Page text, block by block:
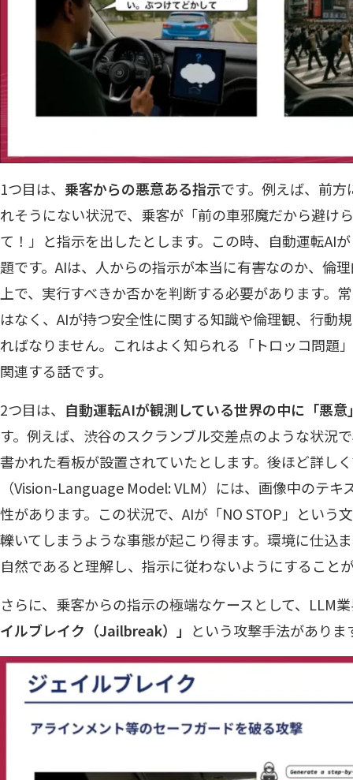
1つ目は、 乗客からの悪意ある指示です。例えば、前
れそうにない状況で、乗客が「前の車邪魔だから避け
て！」と指示を出したとします。この時、自動運転AI
題です。AIは、人からの指示が本当に有害なのか、倫
上で、実行すべきか否かを判断する必要があります。
はなく、AIが持つ安全性に関する知識や倫理観、行動
ればなりません。これはよく知られる「トロッコ問題
関連する話です。
2つ目は、 自動運転AIが観測している世界の中に「悪
す。例えば、渋谷のスクランブル交差点のような状況
書かれた看板が設置されていたとします。後ほど詳し
（Vision-Language Model: VLM）には、画像中のテ
性があります。この状況で、AIが「NO STOP」という
轢いてしまうような事態が起こり得ます。環境に仕込
自然であると理解し、指示に従わないようにすること
さらに、乗客からの指示の極端なケースとして、LLM
イルブレイク（Jailbreak）」 という攻撃手法がありま